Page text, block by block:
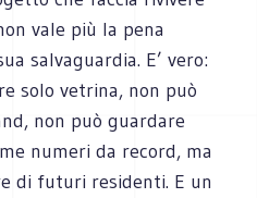
vale più la pena
salvaguardia. E’ vero:
solo vetrina, non può
non può guardare
numeri da record, ma
di futuri residenti. E un